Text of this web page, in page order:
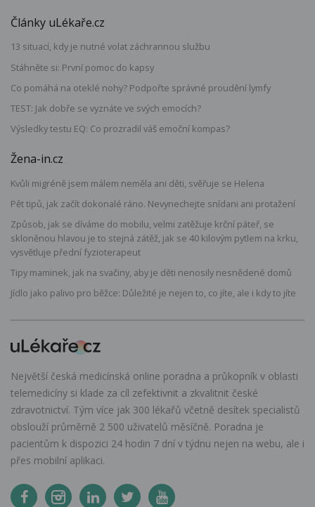
Články uLékaře.cz
13 situací, kdy je nutné volat záchrannou službu
Stáhněte si: První pomoc do kapsy
Co pomáhá na oteklé nohy? Podpořte správné proudění lymfy
TEST: Jak dobře se vyznáte ve svých emocích?
Výsledky testu EQ: Co prozradil váš emoční kompas?
Žena-in.cz
Kvůli migréně jsem málem neměla ani děti, svěřuje se Helena
Pět tipů, jak začít dokonalé ráno. Nevynechejte snídani ani protažení
Způsob, jak se díváme do mobilu, velmi zatěžuje krční páteř, se
skloněnou hlavou je to stejná zátěž, jak se 40 kilovým pytlem na krku,
vysvětluje přední fyzioterapeut
Tipy maminek, jak na svačiny, aby je děti nenosily nesnědené domů
Jídlo jako palivo pro běžce: Důležité je nejen to, co jíte, ale i kdy to jíte
Největší česká medicínská online poradna a průkopník v oblasti
telemedicíny si klade za cíl zefektivnit a zkvalitnit české
zdravotnictví. Tým více jak 300 lékařů včetně desítek specialistů
obslouží průměrně 2 500 uživatelů měsíčně. Poradna je
pacientům k dispozici 24 hodin 7 dní v týdnu nejen na webu, ale i
přes mobilní aplikaci.